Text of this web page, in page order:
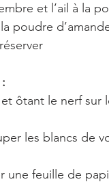
et l’ail à la
poudre
ôtant le nerf
les blancs de
une feuille de